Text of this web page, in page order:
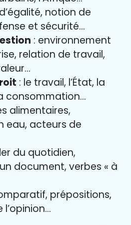
notion de
et sécurité…
: environnement
relation de travail,
: le travail, l’État, la
consommation…
alimentaires,
eau, acteurs de
du quotidien,
document, verbes « à
prépositions,
l’opinion…